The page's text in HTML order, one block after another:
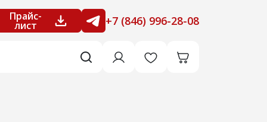
Прайс-
лист +7 (846) 996-28-08